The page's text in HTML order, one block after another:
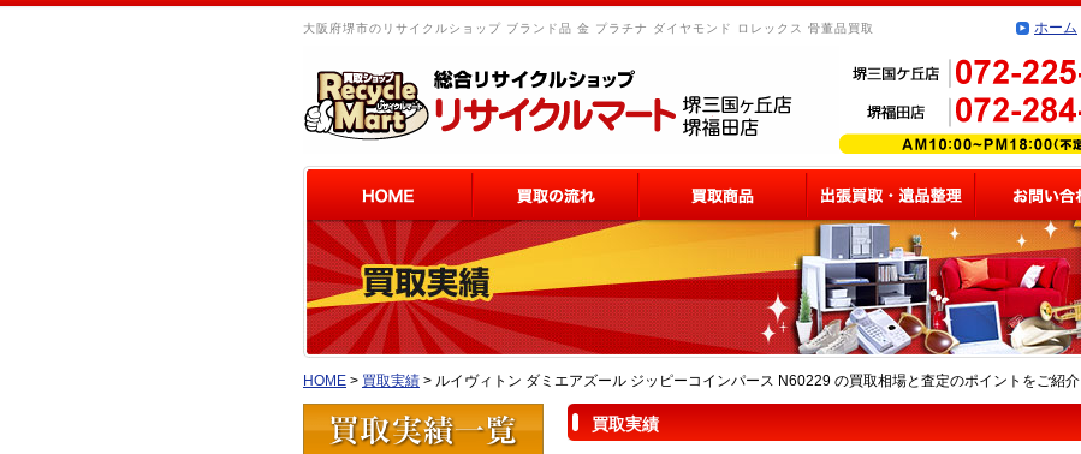
大阪府堺市のリサイクルショップ ブランド品 金 プラチナ ダイヤモンド ロレックス 骨董品買取 ホーム
HOME > 買取実績 > ルイヴィトン ダミエアズール ジッピーコインパース N60229 の買取相場と査定のポイントをご紹介
買取実績